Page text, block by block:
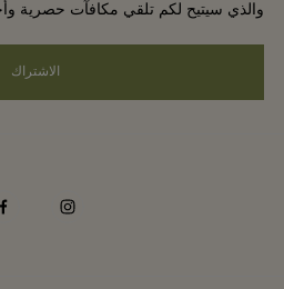
Shopping Card
الأسئلة المتكررة
Privacy notice
والذي سيتيح لكم تلقي مكافآت حصرية
الاشتراك
instagram